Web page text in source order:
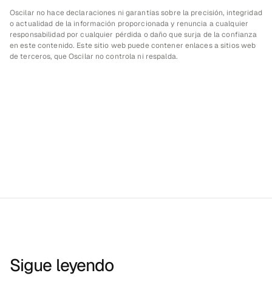
Oscilar no hace declaraciones ni garantías sobre la precisión, integridad
o actualidad de la información proporcionada y renuncia a cualquier
responsabilidad por cualquier pérdida o daño que surja de la confianza
en este contenido. Este sitio web puede contener enlaces a sitios web
de terceros, que Oscilar no controla ni respalda.
Sigue leyendo